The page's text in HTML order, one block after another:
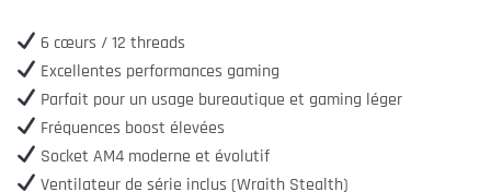
6 cœurs / 12 threads
Excellentes performances gaming
Parfait pour un usage bureautique et gaming léger
Fréquences boost élevées
Socket AM4 moderne et évolutif
Ventilateur de série inclus (Wraith Stealth)